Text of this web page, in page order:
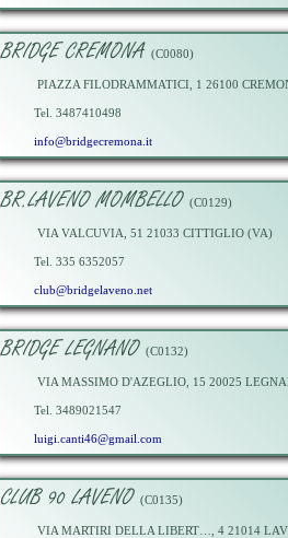
BRIDGE CREMONA (C0080)
PIAZZA FILODRAMMATICI, 1 26100
Tel. 3487410498
info@bridgecremona.it
BR.LAVENO MOMBELLO (C0129)
VIA VALCUVIA, 51 21033 CITTIGLIO (VA)
Tel. 335 6352057
club@bridgelaveno.net
BRIDGE LEGNANO (C0132)
VIA MASSIMO D'AZEGLIO, 15 20025
Tel. 3489021547
luigi.canti46@gmail.com
CLUB 90 LAVENO (C0135)
VIA MARTIRI DELLA LIBERT…, 4 21014